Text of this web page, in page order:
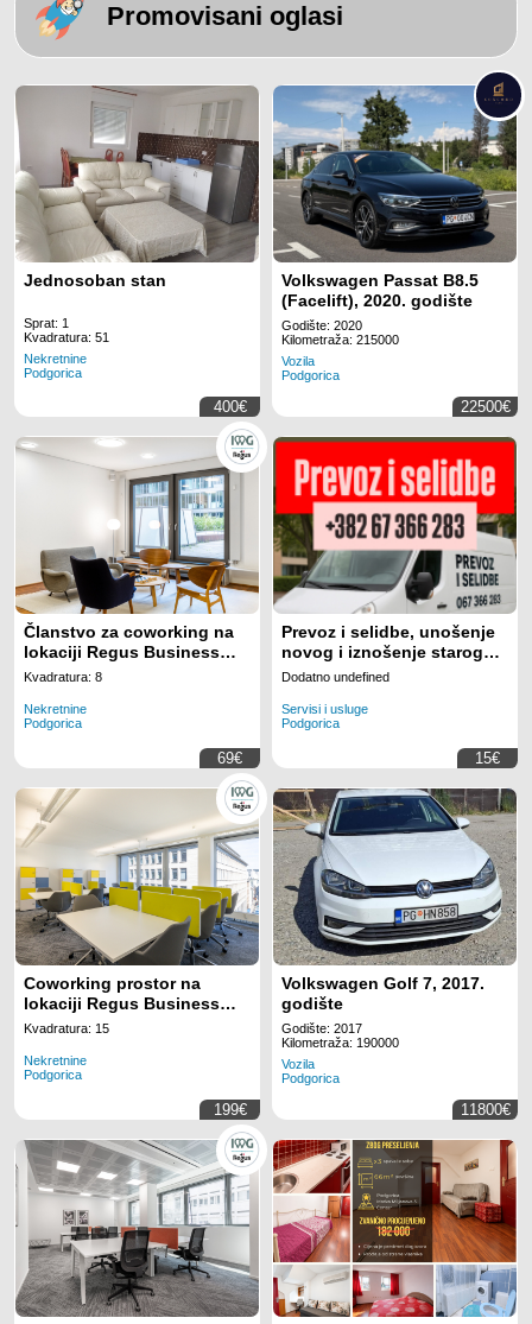
Promovisani oglasi
Jednosoban stan
Sprat: 1
Kvadratura: 51
Nekretnine
Podgorica
400€
Volkswagen Passat B8.5
(Facelift), 2020. godište
Godište: 2020
Kilometraža: 215000
Vozila
Podgorica
22500€
Članstvo za coworking na
lokaciji Regus Business
Tower Montenegro
Kvadratura: 8
Nekretnine
Podgorica
69€
Prevoz i selidbe, unošenje
novog i iznošenje starog
namještaja
Dodatno undefined
Servisi i usluge
Podgorica
15€
Coworking prostor na
lokaciji Regus Business
Tower Montenegro
Kvadratura: 15
Nekretnine
Podgorica
199€
Volkswagen Golf 7, 2017.
godište
Godište: 2017
Kilometraža: 190000
Vozila
Podgorica
11800€